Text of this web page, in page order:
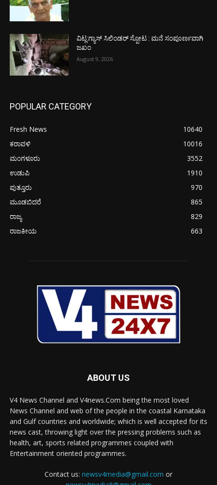
ವಿಟ್ಲ:ಗ್ಯಾಸ್ ಸಿಲಿಂಡರ್ ಸ್ಪೋಟ : ಮನೆ ಸಂಪೂರ್ಣವಾಗಿ
ಜಖಂ
August 9, 2026
POPULAR CATEGORY
Fresh News
10640
ಕರಾವಳಿ
10016
ಮಂಗಳೂರು
3552
ಉಡುಪಿ
1910
ಪುತ್ತೂರು
970
ಮೂಡಬಿದರೆ
865
ರಾಜ್ಯ
829
ರಾಜಕೀಯ
663
ABOUT US
V4 News Channel and V4news.Com being the most loved
News Channel and web of the people in the coastal Karnataka
and Gulf countries and worldwide; which is well accepted for its
news cast, throwing light over the pressing problems such as
health, art, sports related programmes coupled with
Entertainment oriented programmes.
Contact us: newsv4media@gmail.com or